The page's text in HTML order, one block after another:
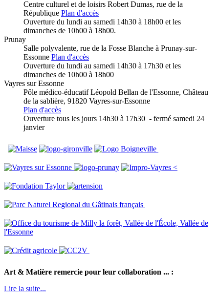
Centre culturel et de loisirs Robert Dumas, rue de la
République Plan d'accès
Ouverture du lundi au samedi 14h30 à 18h00 et les
dimanches de 10h00 à 18h00.
Prunay
Salle polyvalente, rue de la Fosse Blanche à Prunay-sur-
Essonne Plan d'accès
Ouverture du lundi au samedi 14h30 à 17h30 et les
dimanches de 10h00 à 18h00
Vayres sur Essonne
Pôle médico-éducatif Léopold Bellan de l'Essonne, Château
de la sablière, 91820 Vayres-sur-Essonne
Plan d'accès
Ouverture tous les jours 14h30 à 17h30 - fermé samedi 24
janvier
<
Art & Matière remercie pour leur collaboration ... :
Lire la suite...